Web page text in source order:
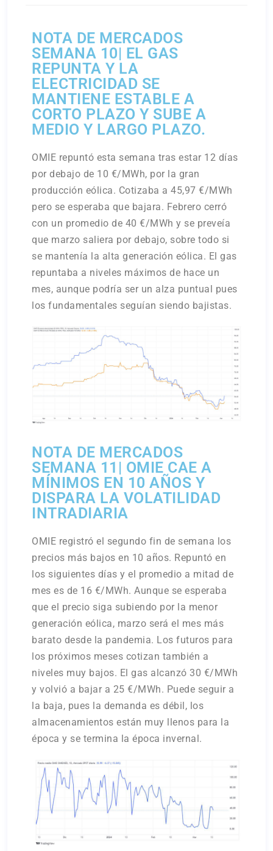
NOTA DE MERCADOS
SEMANA 10| EL GAS
REPUNTA Y LA
ELECTRICIDAD SE
MANTIENE ESTABLE A
CORTO PLAZO Y SUBE A
MEDIO Y LARGO PLAZO.
OMIE repuntó esta semana tras estar 12 días
por debajo de 10 €/MWh, por la gran
producción eólica. Cotizaba a 45,97 €/MWh
pero se esperaba que bajara. Febrero cerró
con un promedio de 40 €/MWh y se preveía
que marzo saliera por debajo, sobre todo si
se mantenía la alta generación eólica. El gas
repuntaba a niveles máximos de hace un
mes, aunque podría ser un alza puntual pues
los fundamentales seguían siendo bajistas.
NOTA DE MERCADOS
SEMANA 11| OMIE CAE A
MÍNIMOS EN 10 AÑOS Y
DISPARA LA VOLATILIDAD
INTRADIARIA
OMIE registró el segundo fin de semana los
precios más bajos en 10 años. Repuntó en
los siguientes días y el promedio a mitad de
mes es de 16 €/MWh. Aunque se esperaba
que el precio siga subiendo por la menor
generación eólica, marzo será el mes más
barato desde la pandemia. Los futuros para
los próximos meses cotizan también a
niveles muy bajos. El gas alcanzó 30 €/MWh
y volvió a bajar a 25 €/MWh. Puede seguir a
la baja, pues la demanda es débil, los
almacenamientos están muy llenos para la
época y se termina la época invernal.